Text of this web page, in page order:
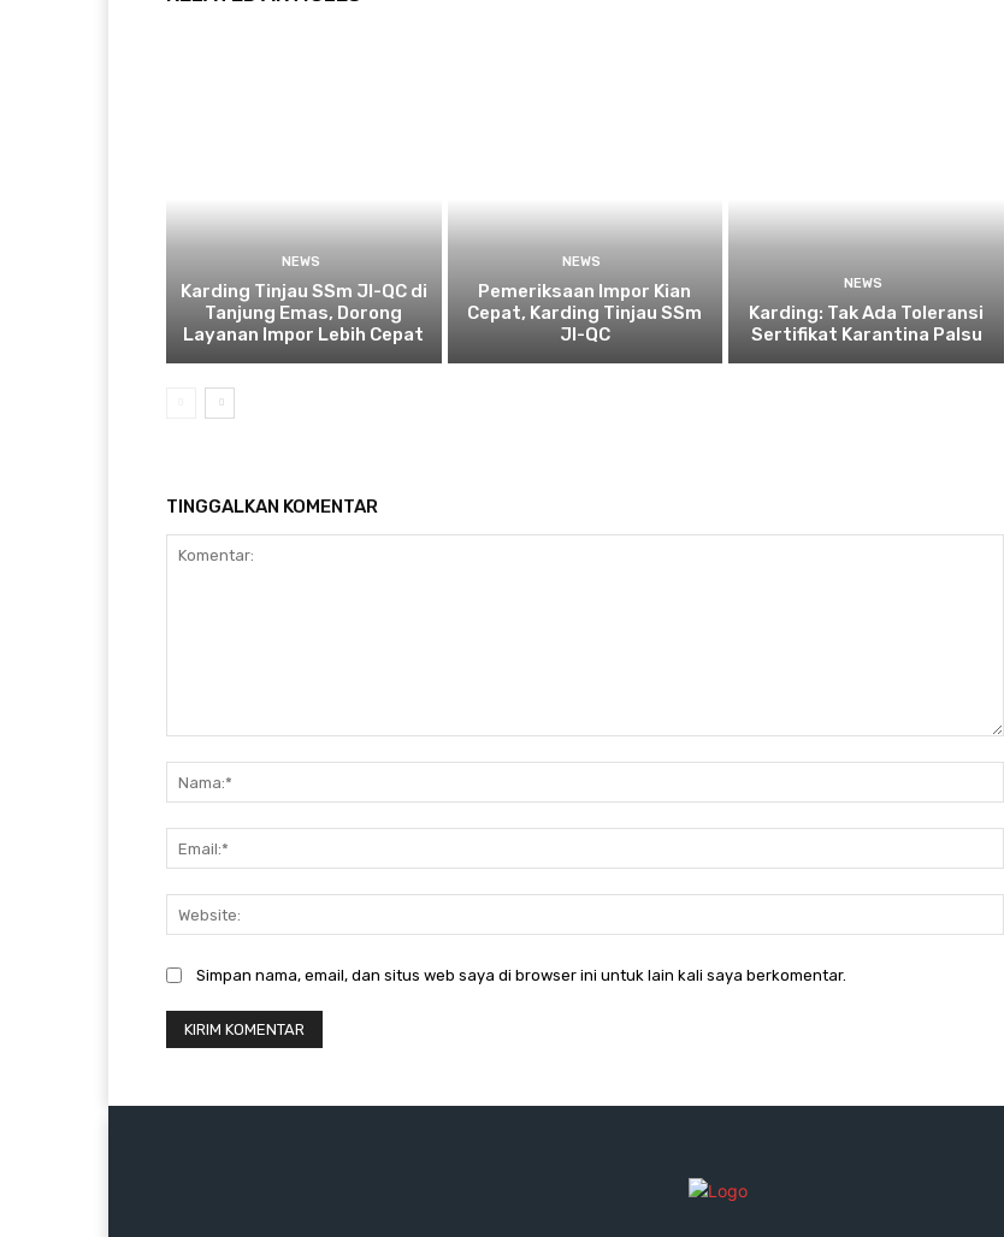
NEWS
Karding Tinjau SSm JI-QC di
Tanjung Emas, Dorong
Layanan Impor Lebih Cepat
NEWS
Pemeriksaan Impor Kian
Cepat, Karding Tinjau SSm
JI-QC
NEWS
Karding: Tak Ada Toleransi
Sertifikat Karantina Palsu
TINGGALKAN KOMENTAR
Simpan nama, email, dan situs web saya di browser ini untuk lain kali saya berkomentar.